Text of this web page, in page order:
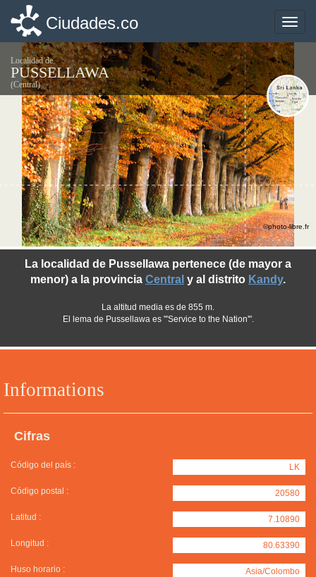
Toggle
Ciudades.co
Localidad de
PUSSELLAWA
(Central)
Informations
Cifras
Código del país : LK
Código postal : 20580
Latitud : 7.10890
Longitud : 80.63390
Huso horario : Asia/Colombo
La localidad de Pussellawa pertenece (de mayor a
menor) a la provincia Central y al distrito Kandy.
La altitud media es de 855 m.
El lema de Pussellawa es "'Service to the Nation'".
©photo-libre.fr
Toggle
Ciudades.co